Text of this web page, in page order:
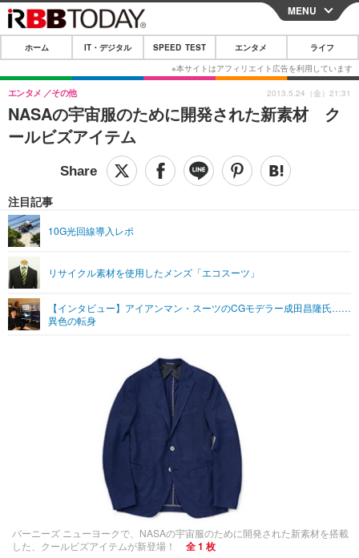
CLOSE
ホーム
IT・デジタル
IT・デジタルTOP スマートフォン
ショッピング その他
SPEED TEST
エンタメTOP 映画・ドラマ
グラビア ブログ
ショッピング その他
ライフTOP
リリース一覧
プッシュ通知の停止方法
MENU
ホーム IT・デジタル SPEED TEST エンタメ ライフ
NASAの宇宙服のために開発された新素材 ク
ールビズアイテム
エンタメ その他
注目記事
10G光回線導入レポ
リサイクル素材を使用したメンズ「エコスーツ」
【インタビュー】アイアンマン・スーツのCGモデラー成田昌隆氏……
異色の転身
2013.5.24（金）21:31
バーニーズ ニューヨークで、NASAの宇宙服のために開発された新素材を搭載
した、クールビズアイテムが新登場！
全 1 枚